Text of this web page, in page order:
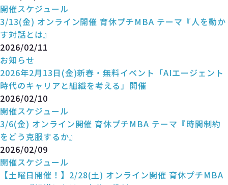
開催スケジュール
3/13(金) オンライン開催 育休プチMBA テーマ『人を動か
す対話とは』
2026/02/11
お知らせ
2026年2月13日(金)新春・無料イベント「AIエージェント
時代のキャリアと組織を考える」開催
2026/02/10
開催スケジュール
3/6(金) オンライン開催 育休プチMBA テーマ『時間制約
をどう克服するか』
2026/02/09
開催スケジュール
【土曜日開催！】2/28(土) オンライン開催 育休プチMBA